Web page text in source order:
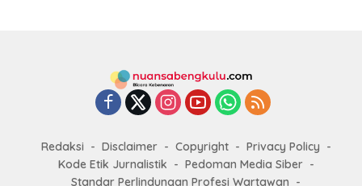
Redaksi Disclaimer Copyright
Privacy Policy
Kode Etik Jurnalistik
Pedoman Media Siber
Standar Perlindungan Profesi Wartawan